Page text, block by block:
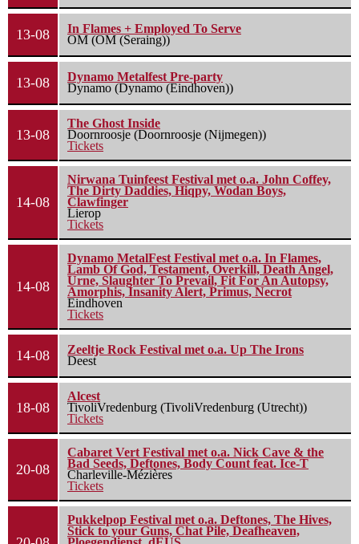
13-08
In Flames + Employed To Serve
OM (OM (Seraing))
13-08
Dynamo Metalfest Pre-party
Dynamo (Dynamo (Eindhoven))
13-08
The Ghost Inside
Doornroosje (Doornroosje (Nijmegen))
Tickets
14-08
Nirwana Tuinfeest Festival met o.a. John Coffey,
The Dirty Daddies, Hiqpy, Wodan Boys,
Clawfinger
Lierop
Tickets
14-08
Dynamo MetalFest Festival met o.a. In Flames,
Lamb Of God, Testament, Overkill, Death Angel,
Urne, Slaughter To Prevail, Fit For An Autopsy,
Amorphis, Insanity Alert, Primus, Necrot
Eindhoven
Tickets
14-08
Zeeltje Rock Festival met o.a. Up The Irons
Deest
18-08
Alcest
TivoliVredenburg (TivoliVredenburg (Utrecht))
Tickets
20-08
Cabaret Vert Festival met o.a. Nick Cave & the
Bad Seeds, Deftones, Body Count feat. Ice-T
Charleville-Mézières
Tickets
Pukkelpop Festival met o.a. Deftones, The Hives,
Stick to your Guns, Chat Pile, Deafheaven,